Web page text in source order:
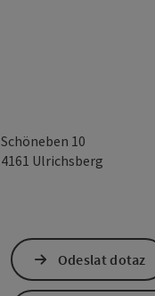
Schöneben 10
4161 Ulrichsberg
Odeslat dotaz